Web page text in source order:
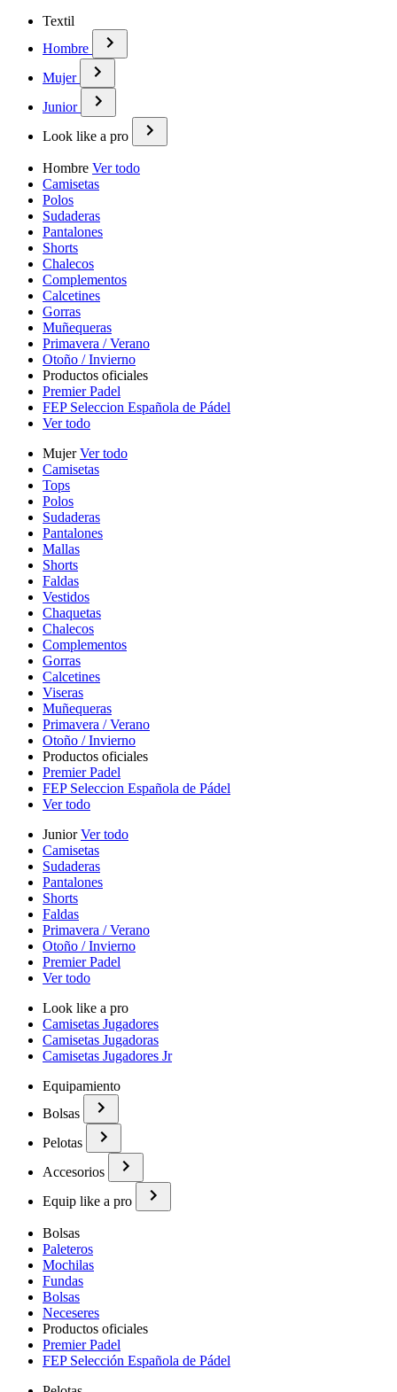
Textil
Hombre
Mujer
Junior
Look like a pro
Hombre Ver todo
Camisetas
Polos
Sudaderas
Pantalones
Shorts
Chalecos
Complementos
Calcetines
Gorras
Muñequeras
Primavera / Verano
Otoño / Invierno
Productos oficiales
Premier Padel
FEP Seleccion Española de Pádel
Ver todo
MujerVer todo
Camisetas
Tops
Polos
Sudaderas
Pantalones
Mallas
Shorts
Faldas
Vestidos
Chaquetas
Chalecos
Complementos
Gorras
Calcetines
Viseras
Muñequeras
Primavera / Verano
Otoño / Invierno
Productos oficiales
Premier Padel
FEP Seleccion Española de Pádel
Ver todo
JuniorVer todo
Camisetas
Sudaderas
Pantalones
Shorts
Faldas
Primavera / Verano
Otoño / Invierno
Premier Padel
Ver todo
Look like a pro
Camisetas Jugadores
Camisetas Jugadoras
Camisetas Jugadores Jr
Equipamiento
Bolsas
Pelotas
Accesorios
Equip like a pro
Bolsas
Paleteros
Mochilas
Fundas
Bolsas
Neceseres
Productos oficiales
Premier Padel
FEP Selección Española de Pádel